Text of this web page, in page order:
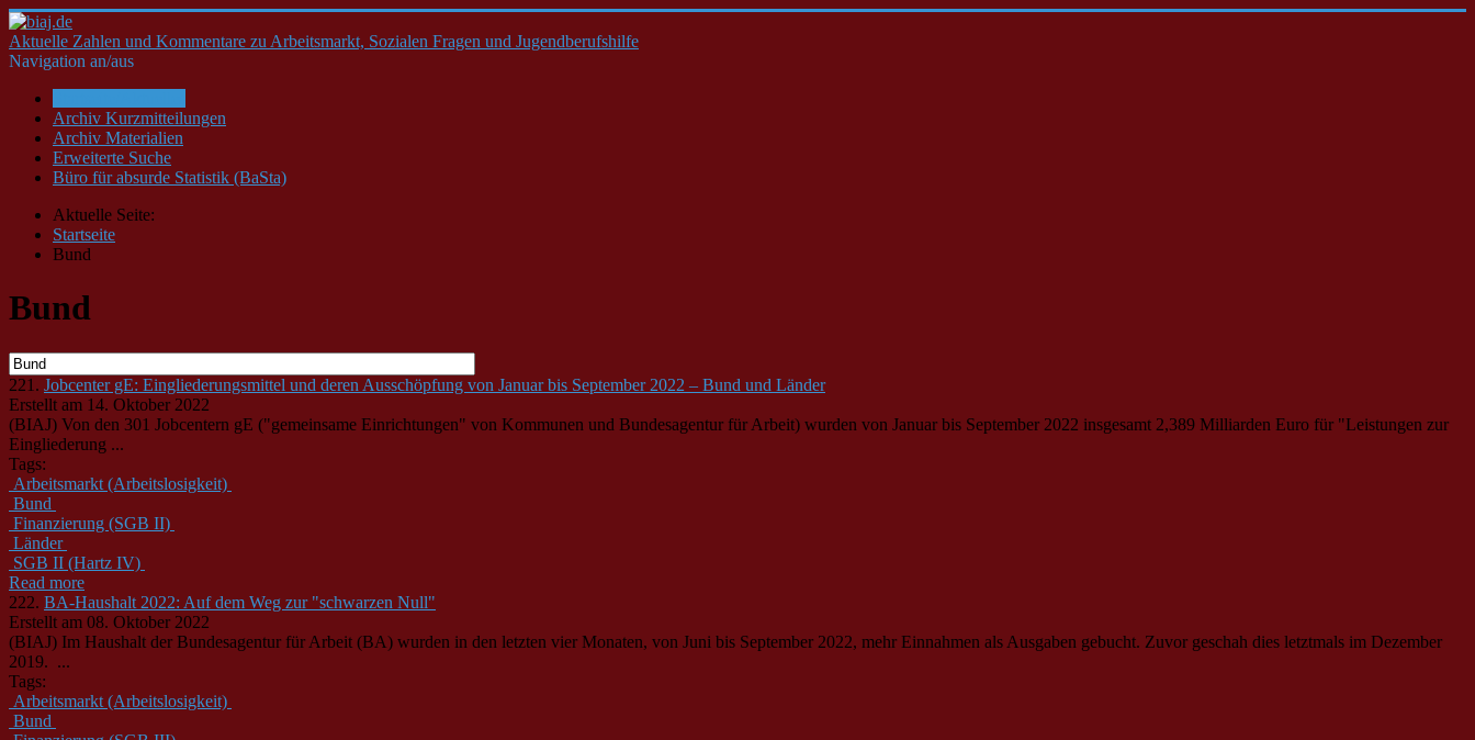
Aktuelle Zahlen und Kommentare zu Arbeitsmarkt, Sozialen Fragen und Jugendberufshilfe
Navigation an/aus
Archiv Kurzmitteilungen
Archiv Materialien
Erweiterte Suche
Büro für absurde Statistik (BaSta)
Aktuelle Seite:
Startseite
Bund
Bund
221. Jobcenter gE: Eingliederungsmittel und deren Ausschöpfung von Januar bis September 2022 – Bund und Länder
Erstellt am 14. Oktober 2022
(BIAJ) Von den 301 Jobcentern gE ("gemeinsame Einrichtungen" von Kommunen und Bundesagentur für Arbeit) wurden von Januar bis September 2022 insgesamt 2,389 Milliarden Euro für "Leistungen zur
Eingliederung ...
Tags:
Arbeitsmarkt (Arbeitslosigkeit)
Bund
Finanzierung (SGB II)
Länder
SGB II (Hartz IV)
Read more
222. BA-Haushalt 2022: Auf dem Weg zur "schwarzen Null"
Erstellt am 08. Oktober 2022
(BIAJ) Im Haushalt der Bundesagentur für Arbeit (BA) wurden in den letzten vier Monaten, von Juni bis September 2022, mehr Einnahmen als Ausgaben gebucht. Zuvor geschah dies letztmals im Dezember
2019. ...
Tags:
Arbeitsmarkt (Arbeitslosigkeit)
Bund